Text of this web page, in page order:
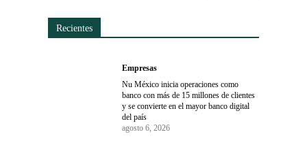
Recientes
Empresas
Nu México inicia operaciones como
banco con más de 15 millones de clientes
y se convierte en el mayor banco digital
del país
agosto 6, 2026